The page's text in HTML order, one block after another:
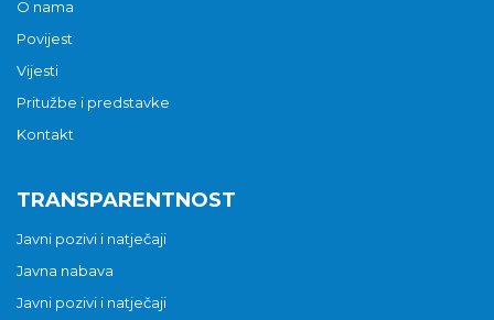
O nama
Povijest
Vijesti
Pritužbe i predstavke
Kontakt
TRANSPARENTNOST
Javni pozivi i natječaji
Javna nabava
Javni pozivi i natječaji